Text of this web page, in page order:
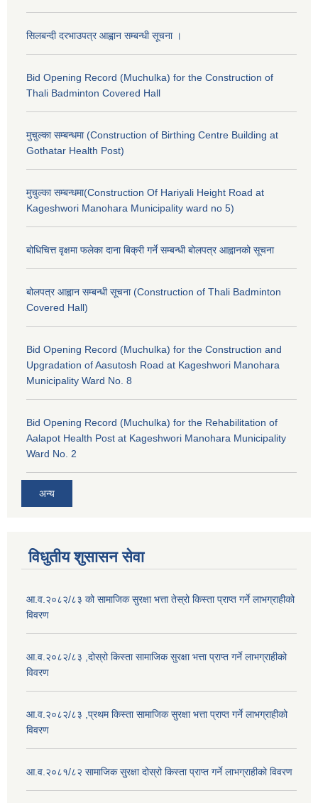
सिलबन्दी दरभाउपत्र आह्वान सम्बन्धी सूचना ।
Bid Opening Record (Muchulka) for the Construction of
Thali Badminton Covered Hall
मुचुल्का सम्बन्धमा (Construction of Birthing Centre Building at
Gothatar Health Post)
मुचुल्का सम्बन्धमा(Construction Of Hariyali Height Road at
Kageshwori Manohara Municipality ward no 5)
बोधिचित्त वृक्षमा फलेका दाना बिक्री गर्ने सम्बन्धी बोलपत्र आह्वानको सूचना
बोलपत्र आह्वान सम्बन्धी सूचना (Construction of Thali Badminton
Covered Hall)
Bid Opening Record (Muchulka) for the Construction and
Upgradation of Aasutosh Road at Kageshwori Manohara
Municipality Ward No. 8
Bid Opening Record (Muchulka) for the Rehabilitation of
Aalapot Health Post at Kageshwori Manohara Municipality
Ward No. 2
अन्य
विधुतीय शुसासन सेवा
आ.व.२०८२/८३ को सामाजिक सुरक्षा भत्ता तेस्रो किस्ता प्राप्त गर्ने लाभग्राहीको
विवरण
आ.व.२०८२/८३ ,दोस्रो किस्ता सामाजिक सुरक्षा भत्ता प्राप्त गर्ने लाभग्राहीको
विवरण
आ.व.२०८२/८३ ,प्रथम किस्ता सामाजिक सुरक्षा भत्ता प्राप्त गर्ने लाभग्राहीको
विवरण
आ.व.२०८१/८२ सामाजिक सुरक्षा दोस्रो किस्ता प्राप्त गर्ने लाभग्राहीको विवरण